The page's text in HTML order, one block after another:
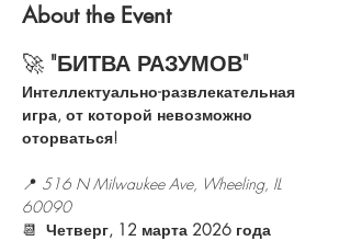
About the Event
🚀 "БИТВА РАЗУМОВ"
Интеллектуально-развлекательная
игра, от которой невозможно
оторваться!
📍 516 N Milwaukee Ave, Wheeling, IL
60090
📆 Четверг, 12 марта 2026 года